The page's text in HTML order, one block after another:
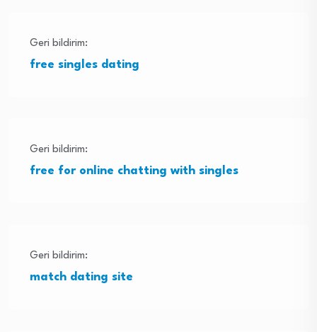
Geri bildirim:
free singles dating
Geri bildirim:
free for online chatting with singles
Geri bildirim:
match dating site